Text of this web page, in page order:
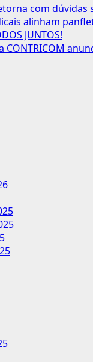
com dúvidas
alinham
JUNTOS!
CONTRICOM